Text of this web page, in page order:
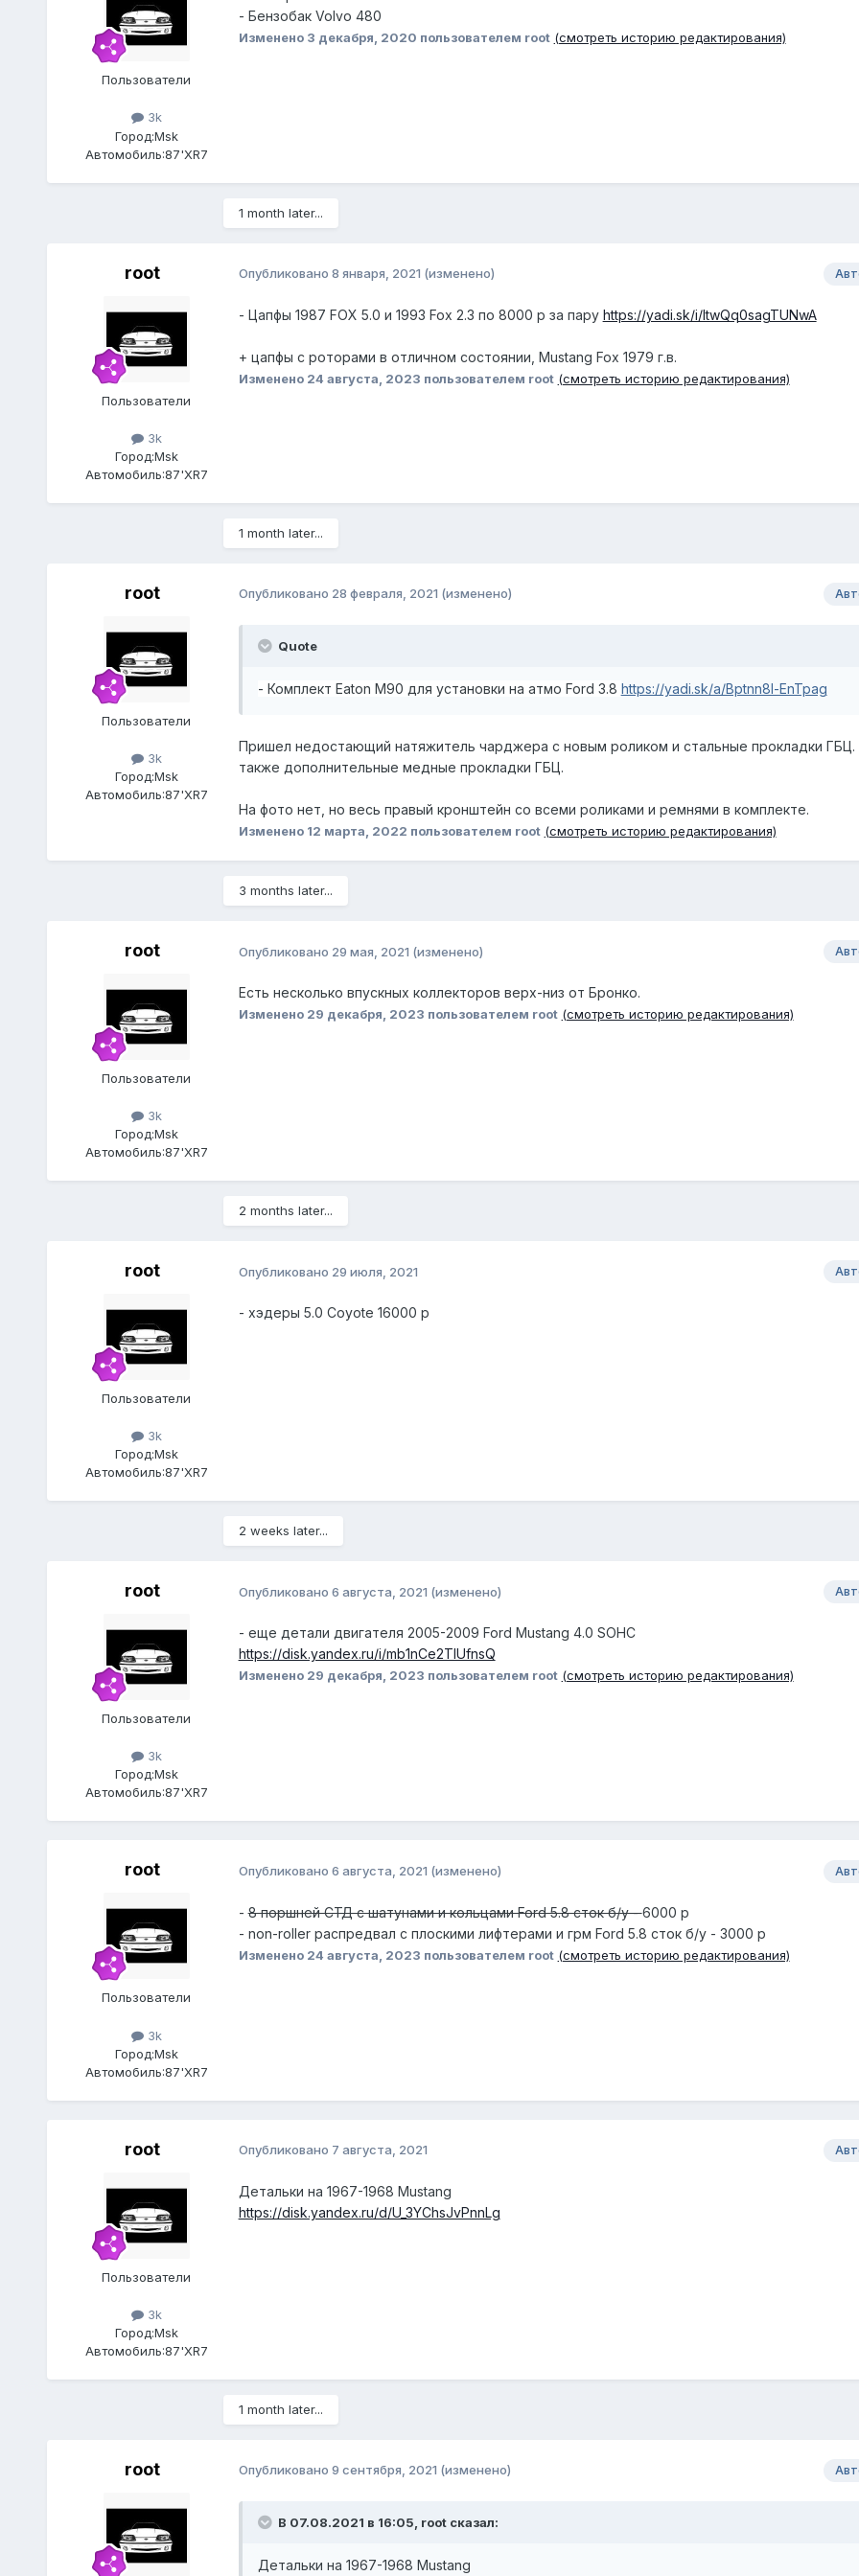
Пользователи
3k
Город:Msk
Автомобиль:87'XR7
- Бензобак Volvo 480
Изменено 3 декабря, 2020 пользователем root (смотреть историю редактирования)
1 month later...
root
Пользователи
3k
Город:Msk
Автомобиль:87'XR7
Опубликовано 8 января, 2021 (изменено)
- Цапфы 1987 FOX 5.0 и 1993 Fox 2.3 по 8000 р за пару https://yadi.sk/i/ltwQq0sagTUNwA
+ цапфы с роторами в отличном состоянии, Mustang Fox 1979 г.в.
Изменено 24 августа, 2023 пользователем root (смотреть историю редактирования)
1 month later...
root
Пользователи
3k
Город:Msk
Автомобиль:87'XR7
Опубликовано 28 февраля, 2021 (изменено)
Quote
- Комплект Eaton M90 для установки на атмо Ford 3.8 https://yadi.sk/a/Bptnn8l-EnTpag
Пришел недостающий натяжитель чарджера с новым роликом и стальные прокладки ГБЦ.
также дополнительные медные прокладки ГБЦ.
На фото нет, но весь правый кронштейн со всеми роликами и ремнями в комплекте.
Изменено 12 марта, 2022 пользователем root (смотреть историю редактирования)
3 months later...
root
Пользователи
3k
Город:Msk
Автомобиль:87'XR7
Опубликовано 29 мая, 2021 (изменено)
Есть несколько впускных коллекторов верх-низ от Бронко.
Изменено 29 декабря, 2023 пользователем root (смотреть историю редактирования)
2 months later...
root
Пользователи
3k
Город:Msk
Автомобиль:87'XR7
Опубликовано 29 июля, 2021
- хэдеры 5.0 Coyote 16000 р
2 weeks later...
root
Пользователи
3k
Город:Msk
Автомобиль:87'XR7
Опубликовано 6 августа, 2021 (изменено)
- еще детали двигателя 2005-2009 Ford Mustang 4.0 SOHC
https://disk.yandex.ru/i/mb1nCe2TlUfnsQ
Изменено 29 декабря, 2023 пользователем root (смотреть историю редактирования)
root
Пользователи
3k
Город:Msk
Автомобиль:87'XR7
Опубликовано 6 августа, 2021 (изменено)
-8 поршней СТД с шатунами и кольцами Ford 5.8 сток б/у -6000 р
- non-roller распредвал с плоскими лифтерами и грм Ford 5.8 сток б/у - 3000 р
Изменено 24 августа, 2023 пользователем root (смотреть историю редактирования)
root
Пользователи
3k
Город:Msk
Автомобиль:87'XR7
Опубликовано 7 августа, 2021
Детальки на 1967-1968 Mustang
https://disk.yandex.ru/d/U_3YChsJvPnnLg
1 month later...
root Опубликовано 9 сентября, 2021 (изменено)
В 07.08.2021 в 16:05, rootсказал:
Детальки на 1967-1968 Mustang